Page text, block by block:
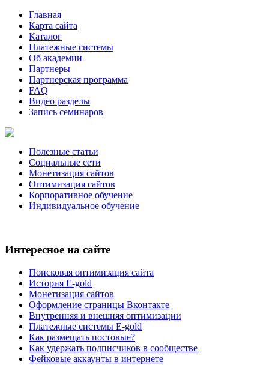
Главная
Карта сайта
Каталог
Платежные системы
Об академии
Партнеры
Партнерская программа
FAQ
Видео разделы
Запись семинаров
Полезные статьи
Социальные сети
Монетизация сайтов
Оптимизация сайтов
Корпоративное обучение
Индивидуальное обучение
Интересное на сайте
Поисковая оптимизация сайта
История E-gold
Монетизация сайтов
Оформление страницы Вконтакте
Внутренняя и внешняя оптимизации
Платежные системы E-gold
Как размещать постовые?
Как удержать подписчиков в сообществе
Фейковые аккаунты в интернете